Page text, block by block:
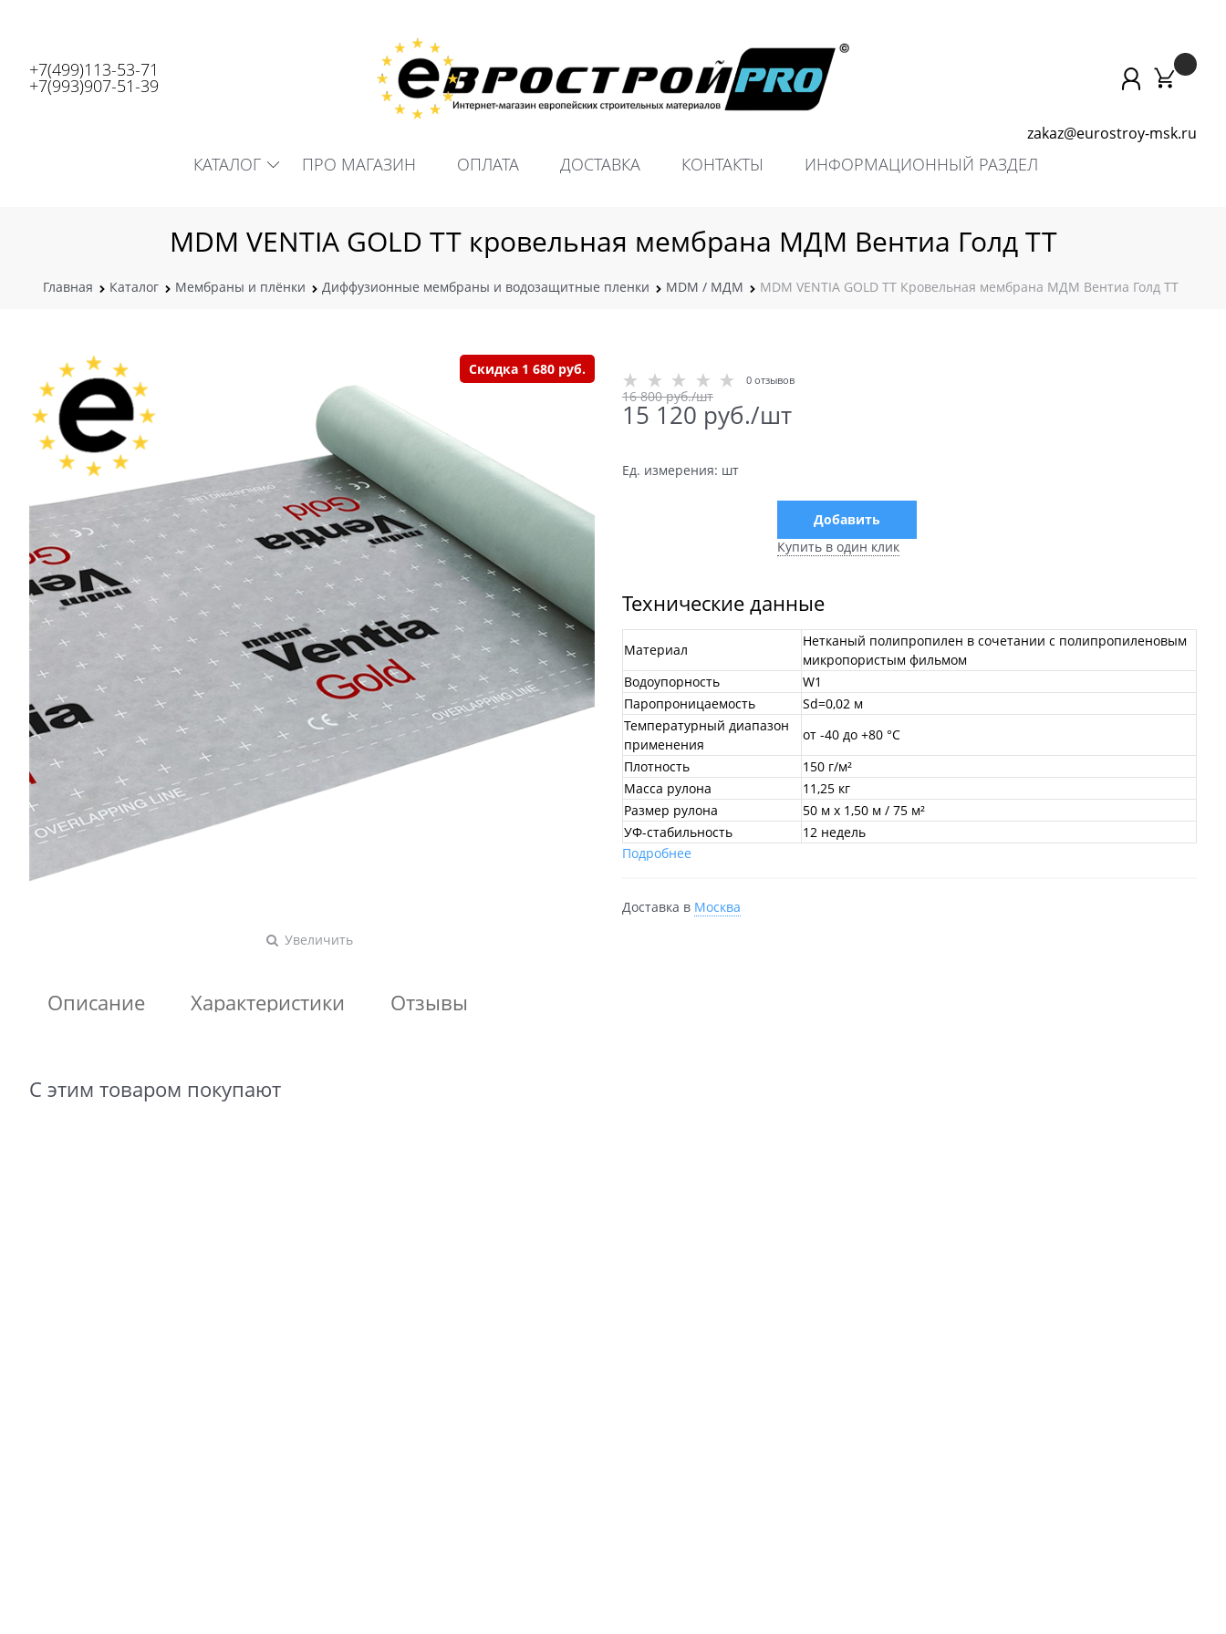
+7(499)113-53-71
+7(993)907-51-39
zakaz@eurostroy-msk.ru
КАТАЛОГ ПРО МАГАЗИН ОПЛАТА ДОСТАВКА КОНТАКТЫ ИНФОРМАЦИОННЫЙ РАЗДЕЛ
MDM VENTIA GOLD ТТ кровельная мембрана МДМ Вентиа Голд ТТ
Главная Каталог Мембраны и плёнки Диффузионные мембраны и водозащитные пленки MDM / МДМ MDM VENTIA GOLD TT Кровельная мембрана МДМ Вентиа Голд ТТ
Скидка 1 680 руб.
Увеличить
0 отзывов
16 800 руб./шт
15 120 руб./шт
Ед. измерения: шт
Добавить
Купить в один клик
Технические данные
Материал
Нетканый полипропилен в сочетании с полипропиленовым
микропористым фильмом
Водоупорность
W1
Паропроницаемость
Sd=0,02 м
Температурный диапазон
применения
от -40 до +80 °C
Плотность
150 г/м²
Масса рулона
11,25 кг
Размер рулона
50 м x 1,50 м / 75 м²
УФ-стабильность
12 недель
Подробнее
Доставка в Москва
Описание Характеристики Отзывы
С этим товаром покупают